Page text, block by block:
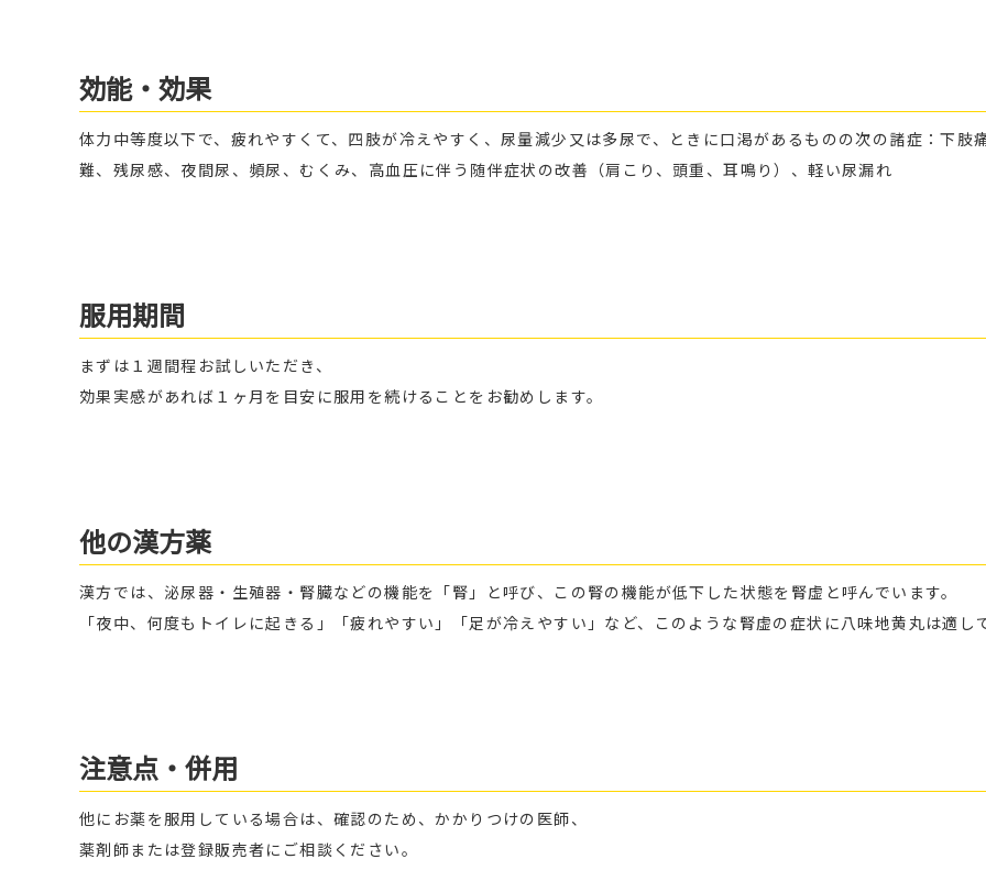
効能・効果
体力中等度以下で、疲れやすくて、四肢が冷えやすく、尿量減少又は多尿で、ときに口渇があるものの次の諸症：下
難、残尿感、夜間尿、頻尿、むくみ、高血圧に伴う随伴症状の改善（肩こり、頭重、耳鳴り）、軽い尿漏れ
服用期間
まずは１週間程お試しいただき、
効果実感があれば１ヶ月を目安に服用を続けることをお勧めします。
他の漢方薬
漢方では、泌尿器・生殖器・腎臓などの機能を「腎」と呼び、この腎の機能が低下した状態を腎虚と呼んでいます。
「夜中、何度もトイレに起きる」「疲れやすい」「足が冷えやすい」など、このような腎虚の症状に八味地黄丸は適し
注意点・併用
他にお薬を服用している場合は、確認のため、かかりつけの医師、
薬剤師または登録販売者にご相談ください。